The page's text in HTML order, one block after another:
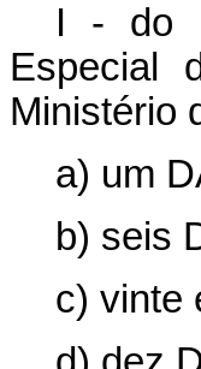
I - do
Especial
Ministério
a) um
b) seis
c) vinte